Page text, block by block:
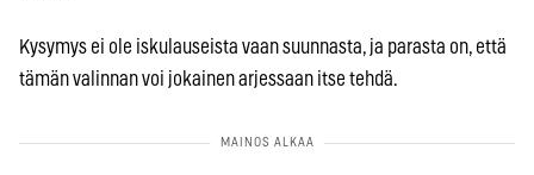
Kysymys ei ole iskulauseista vaan suunnasta, ja parasta on, että
tämän valinnan voi jokainen arjessaan itse tehdä.